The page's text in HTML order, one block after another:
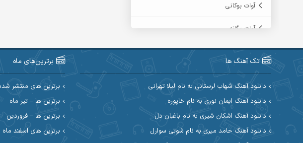
آوات بوکانی
آوات یگانه
آیت احمدنژاد
آیهان
ابراهیم شمس
ابوالحسن جاویدان
تک آهنگ ها
دانلود آهنگ شهاب لرستانی به نام لیلا تهرانی
دانلود آهنگ ایمان نوری به نام خاپوره
دانلود آهنگ اشکان شیری به نام باغبان دل
دانلود آهنگ حامد میری به نام شوتی سوارل
برترین‌های ماه
برترین های منتشر
برترین ها – تیر ماه
برترین ها – فروردین
برترین های اسفند ماه